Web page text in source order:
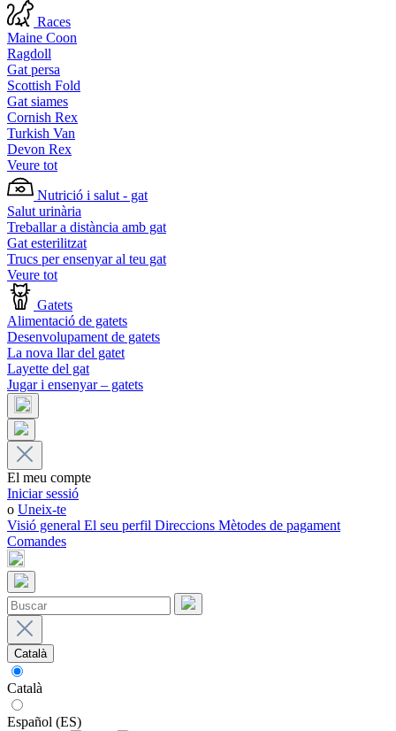
Races
Maine Coon
Ragdoll
Gat persa
Scottish Fold
Gat siames
Cornish Rex
Turkish Van
Devon Rex
Veure tot
Nutrició i salut - gat
Salut urinària
Treballar a distància amb gat
Gat esterilitzat
Trucs per ensenyar al teu gat
Veure tot
Gatets
Alimentació de gatets
Desenvolupament de gatets
La nova llar del gatet
Layette del gat
Jugar i ensenyar – gatets
El meu compte
Iniciar sessió
o Uneix-te
Visió general El seu perfil Direccions Mètodes de pagament
Comandes
Català
Català
Español (ES)